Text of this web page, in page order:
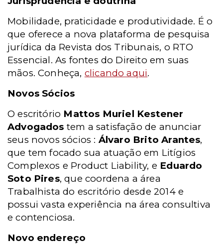
Mobilidade, praticidade e produtividade. É o
que oferece a nova plataforma de pesquisa
jurídica da Revista dos Tribunais, o RTO
Essencial. As fontes do Direito em suas
mãos. Conheça, clicando aqui.
Novos Sócios
O escritório Mattos Muriel Kestener
Advogados tem a satisfação de anunciar
seus novos sócios : Álvaro Brito Arantes,
que tem focado sua atuação em Litígios
Complexos e Product Liability, e Eduardo
Soto Pires, que coordena a área
Trabalhista do escritório desde 2014 e
possui vasta experiência na área consultiva
e contenciosa.
Novo endereço